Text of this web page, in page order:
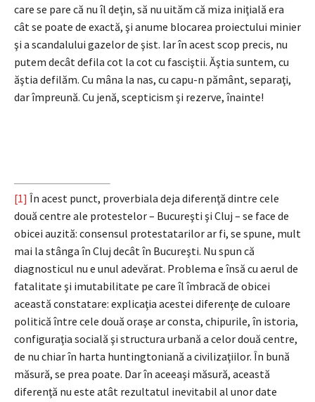
care se pare că nu îl deţin, să nu uităm că miza iniţială era
cât se poate de exactă, şi anume blocarea proiectului minier
şi a scandalului gazelor de şist. Iar în acest scop precis, nu
putem decât defila cot la cot cu fasciştii. Ăştia suntem, cu
ăştia defilăm. Cu mâna la nas, cu capu-n pământ, separaţi,
dar împreună. Cu jenă, scepticism şi rezerve, înainte!
[1] În acest punct, proverbiala deja diferenţă dintre cele
două centre ale protestelor – Bucureşti şi Cluj – se face de
obicei auzită: consensul protestatarilor ar fi, se spune, mult
mai la stânga în Cluj decât în Bucureşti. Nu spun că
diagnosticul nu e unul adevărat. Problema e însă cu aerul de
fatalitate şi imutabilitate pe care îl îmbracă de obicei
această constatare: explicaţia acestei diferenţe de culoare
politică între cele două oraşe ar consta, chipurile, în istoria,
configuraţia socială şi structura urbană a celor două centre,
de nu chiar în harta huntingtoniană a civilizaţiilor. În bună
măsură, se prea poate. Dar în aceeaşi măsură, această
diferenţă nu este atât rezultatul inevitabil al unor date